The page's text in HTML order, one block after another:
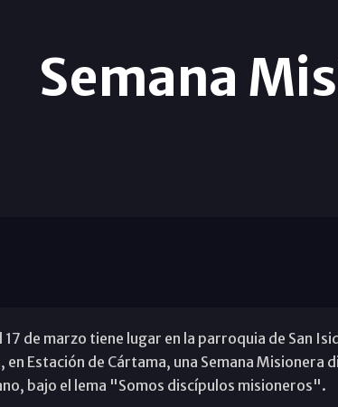
Semana
17 de marzo tiene lugar en la parroquia de San
en Estación de Cártama, una Semana
bajo el lema "Somos discípulos misioneros".